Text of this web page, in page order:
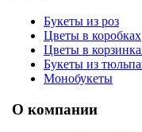
Букеты из роз
Цветы в коробках
Цветы в
Букеты из
Монобукеты
О компании